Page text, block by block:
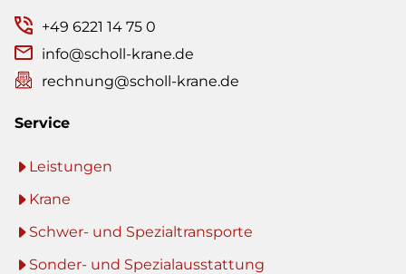
+49 6221 14 75 0
info@scholl-krane.de
rechnung@scholl-krane.de
Service
Leistungen
Krane
Schwer- und Spezialtransporte
Sonder- und Spezialausstattung